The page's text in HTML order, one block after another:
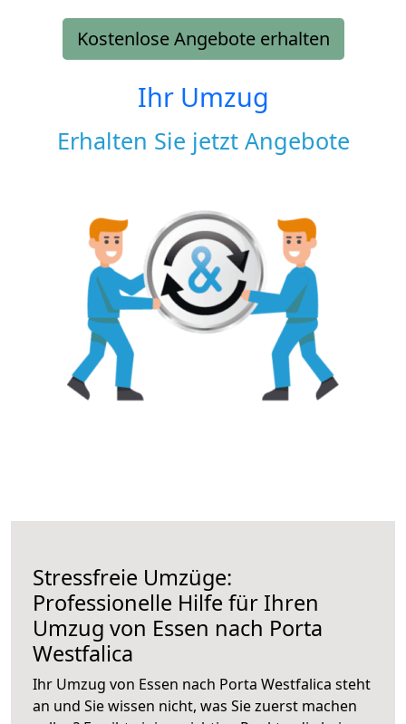
Kostenlose Angebote erhalten
Ihr Umzug
Erhalten Sie jetzt Angebote
Stressfreie Umzüge:
Professionelle Hilfe für Ihren
Umzug von Essen nach Porta
Westfalica
Ihr Umzug von Essen nach Porta Westfalica steht
an und Sie wissen nicht, was Sie zuerst machen